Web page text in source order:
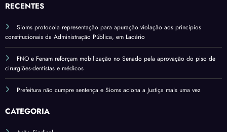
salári
o
base
do*
RECENTES
Sioms protocola representação para apuração violação aos princípios
constitucionais da Administração Pública, em Ladário
FNO e Fenam reforçam mobilização no Senado pela aprovação do piso de
cirurgiões-dentistas e médicos
Prefeitura não cumpre sentença e Sioms aciona a Justiça mais uma vez
CATEGORIA